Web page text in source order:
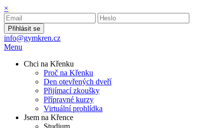
×
Přihlásit se
info@gymkren.cz
Menu
Chci na Křenku
Proč na Křenku
Den otevřených dveří
Přijímací zkoušky
Přípravné kurzy
Virtuální prohlídka
Jsem na Křence
Studium